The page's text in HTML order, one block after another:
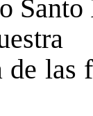
de las